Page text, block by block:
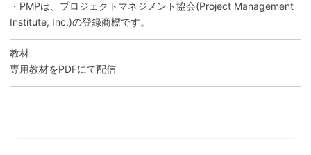
・PMPは、プロジェクトマネジメント協会(Project Management
Institute, Inc.)の登録商標です。
教材
専用教材をPDFにて配信